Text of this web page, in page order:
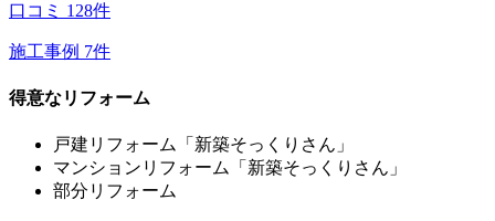
口コミ 128件
施工事例 7件
得意なリフォーム
戸建リフォーム「新築そっくりさん」
マンションリフォーム「新築そっくりさん」
部分リフォーム